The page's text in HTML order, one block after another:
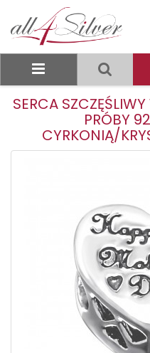
SERCA
PRÓBY
CYRKONIĄ/